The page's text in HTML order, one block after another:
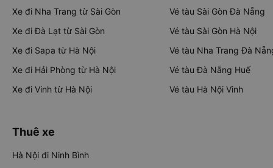
Xe đi Nha Trang từ Sài Gòn
Xe đi Đà Lạt từ Sài Gòn
Xe đi Sapa từ Hà Nội
Xe đi Hải Phòng từ Hà Nội
Xe đi Vinh từ Hà Nội
Vé tàu Sài Gòn Đà Nẵng
Vé tàu Sài Gòn Hà Nội
Vé tàu Nha Trang Đà
Vé tàu Đà Nẵng Huế
Vé tàu Hà Nội Vinh
Thuê xe
Hà Nội đi Ninh Bình